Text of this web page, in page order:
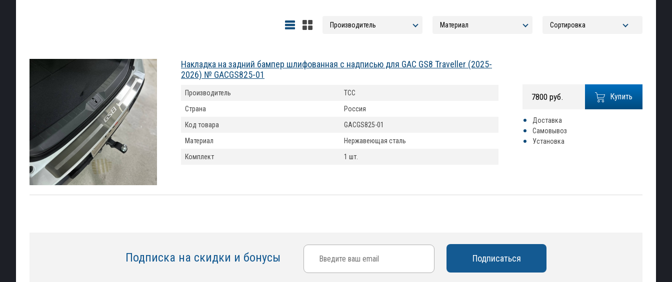
Накладка на задний бампер шлифованная с надписью для GAC GS8 Traveller (2025-
2026) № GACGS825-01
Купить
7800 руб.
Доставка
Самовывоз
Установка
Производитель
ТСС
Страна
Россия
Код товара
GACGS825-01
Материал
Нержавеющая сталь
Комплект
1 шт.
Подписка на скидки и бонусы